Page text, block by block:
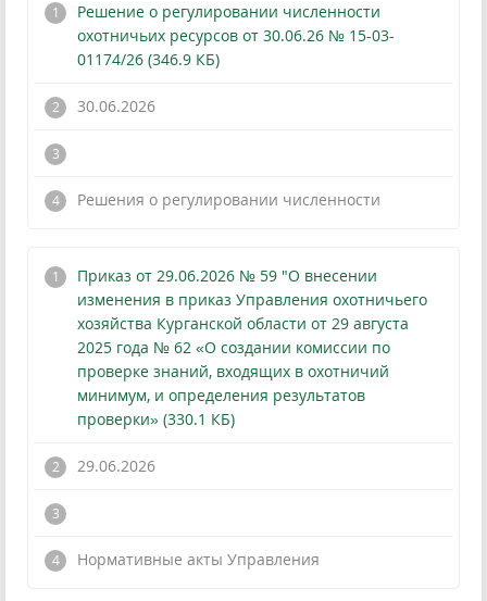
Решение о регулировании численности
охотничьих ресурсов от 30.06.26 № 15-03-
01174/26 (346.9 КБ)
30.06.2026
Решения о регулировании численности
Приказ от 29.06.2026 № 59 "О внесении
изменения в приказ Управления охотничьего
хозяйства Курганской области от 29 августа
2025 года № 62 «О создании комиссии по
проверке знаний, входящих в охотничий
минимум, и определения результатов
проверки» (330.1 КБ)
29.06.2026
Нормативные акты Управления